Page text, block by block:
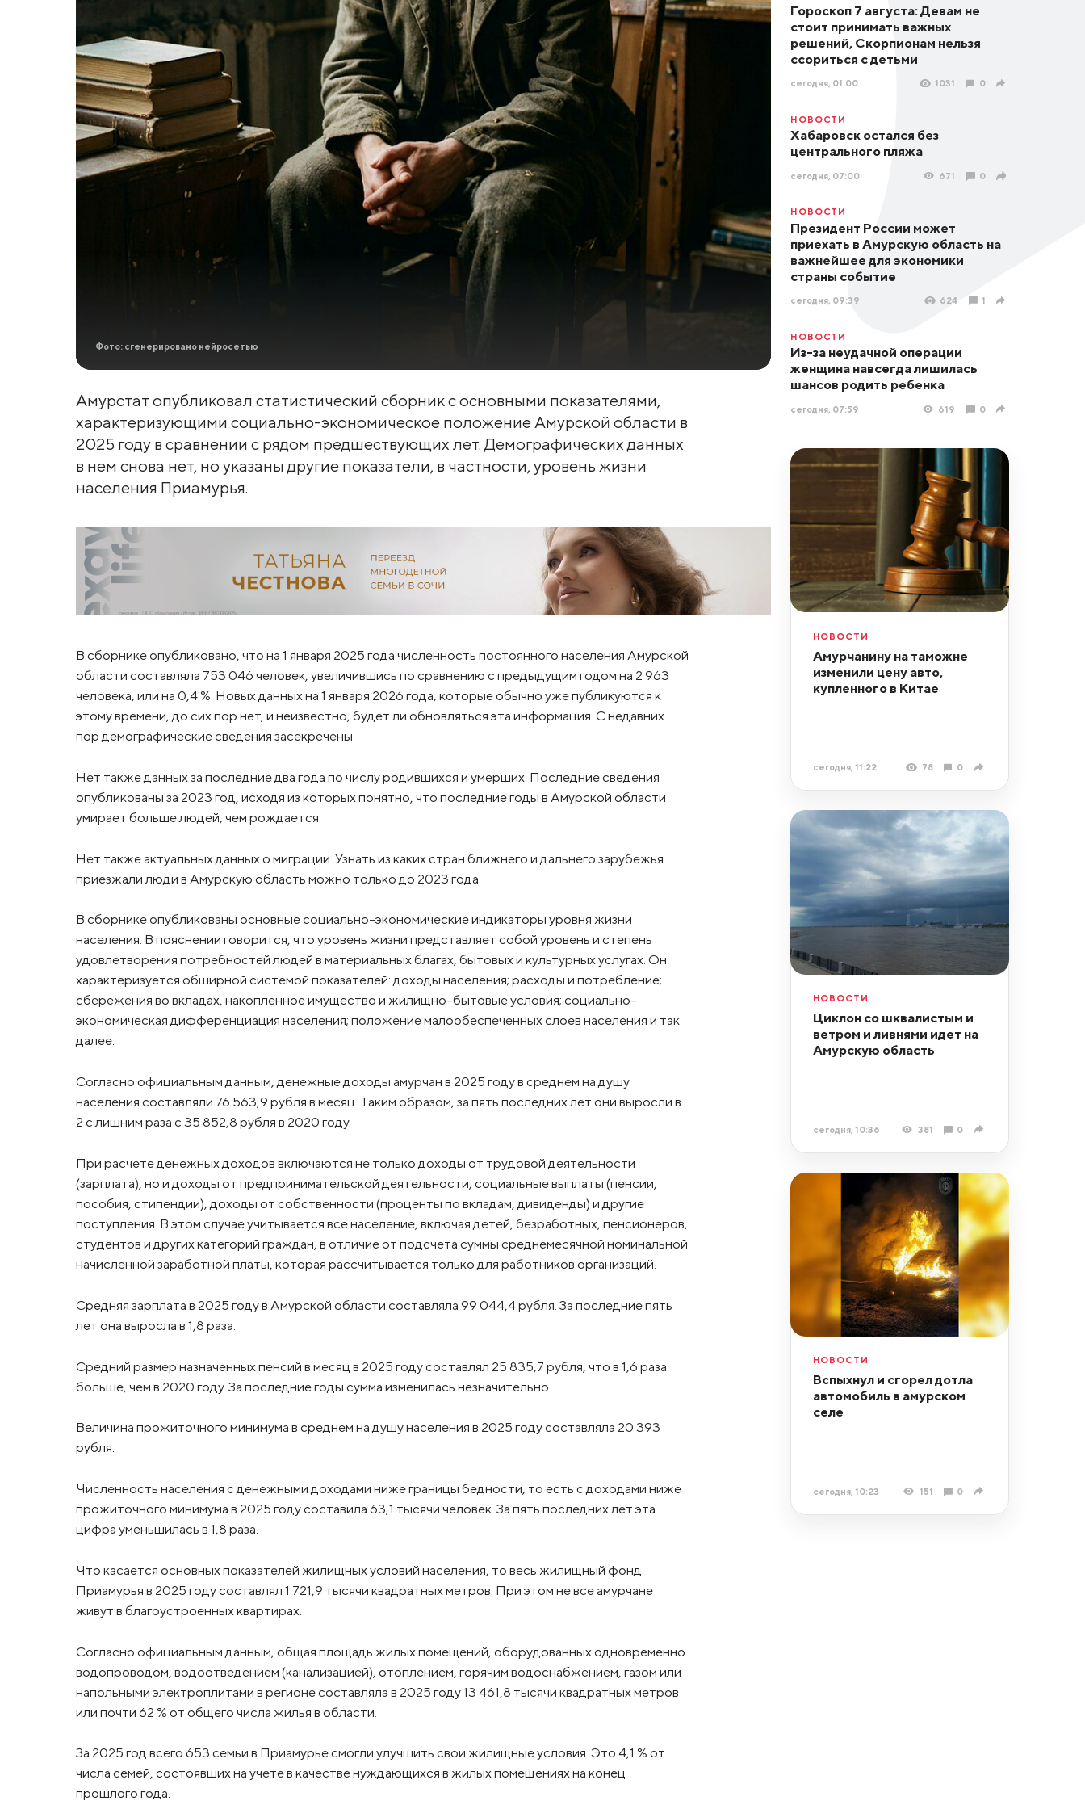
Фото: сгенерировано нейросетью
Амурстат опубликовал статистический сборник с основными показателями,
характеризующими социально-экономическое положение Амурской области в
2025 году в сравнении с рядом предшествующих лет. Демографических данных
в нем снова нет, но указаны другие показатели, в частности, уровень жизни
населения Приамурья.
В сборнике опубликовано, что на 1 января 2025 года численность постоянного населения Амурской
области составляла 753 046 человек, увеличившись по сравнению с предыдущим годом на 2 963
человека, или на 0,4 %. Новых данных на 1 января 2026 года, которые обычно уже публикуются к
этому времени, до сих пор нет, и неизвестно, будет ли обновляться эта информация. С недавних
пор демографические сведения засекречены.
Нет также данных за последние два года по числу родившихся и умерших. Последние сведения
опубликованы за 2023 год, исходя из которых понятно, что последние годы в Амурской области
умирает больше людей, чем рождается.
Нет также актуальных данных о миграции. Узнать из каких стран ближнего и дальнего зарубежья
приезжали люди в Амурскую область можно только до 2023 года.
В сборнике опубликованы основные социально-экономические индикаторы уровня жизни
населения. В пояснении говорится, что уровень жизни представляет собой уровень и степень
удовлетворения потребностей людей в материальных благах, бытовых и культурных услугах. Он
характеризуется обширной системой показателей: доходы населения; расходы и потребление;
сбережения во вкладах, накопленное имущество и жилищно-бытовые условия; социально-
экономическая дифференциация населения; положение малообеспеченных слоев населения и так
далее.
Согласно официальным данным, денежные доходы амурчан в 2025 году в среднем на душу
населения составляли 76 563,9 рубля в месяц. Таким образом, за пять последних лет они выросли в
2 с лишним раза с 35 852,8 рубля в 2020 году.
При расчете денежных доходов включаются не только доходы от трудовой деятельности
(зарплата), но и доходы от предпринимательской деятельности, социальные выплаты (пенсии,
пособия, стипендии), доходы от собственности (проценты по вкладам, дивиденды) и другие
поступления. В этом случае учитывается все население, включая детей, безработных, пенсионеров,
студентов и других категорий граждан, в отличие от подсчета суммы среднемесячной номинальной
начисленной заработной платы, которая рассчитывается только для работников организаций.
Средняя зарплата в 2025 году в Амурской области составляла 99 044,4 рубля. За последние пять
лет она выросла в 1,8 раза.
Средний размер назначенных пенсий в месяц в 2025 году составлял 25 835,7 рубля, что в 1,6 раза
больше, чем в 2020 году. За последние годы сумма изменилась незначительно.
Величина прожиточного минимума в среднем на душу населения в 2025 году составляла 20 393
рубля.
Численность населения с денежными доходами ниже границы бедности, то есть с доходами ниже
прожиточного минимума в 2025 году составила 63,1 тысячи человек. За пять последних лет эта
цифра уменьшилась в 1,8 раза.
Что касается основных показателей жилищных условий населения, то весь жилищный фонд
Приамурья в 2025 году составлял 1 721,9 тысячи квадратных метров. При этом не все амурчане
живут в благоустроенных квартирах.
Согласно официальным данным, общая площадь жилых помещений, оборудованных одновременно
водопроводом, водоотведением (канализацией), отоплением, горячим водоснабжением, газом или
напольными электроплитами в регионе составляла в 2025 году 13 461,8 тысячи квадратных метров
или почти 62 % от общего числа жилья в области.
За 2025 год всего 653 семьи в Приамурье смогли улучшить свои жилищные условия. Это 4,1 % от
числа семей, состоявших на учете в качестве нуждающихся в жилых помещениях на конец
прошлого года.
Гороскоп 7 августа: Девам не
стоит принимать важных
решений, Скорпионам нельзя
ссориться с детьми
сегодня, 01:00 1031 0
НОВОСТИ
Хабаровск остался без
центрального пляжа
сегодня, 07:00 671 0
НОВОСТИ
Президент России может
приехать в Амурскую область на
важнейшее для экономики
страны событие
сегодня, 09:39 624 1
НОВОСТИ
Из-за неудачной операции
женщина навсегда лишилась
шансов родить ребенка
сегодня, 07:59 619 0
НОВОСТИ
Амурчанину на таможне
изменили цену авто,
купленного в Китае
сегодня, 11:22 78 0
НОВОСТИ
Циклон со шквалистым и
ветром и ливнями идет на
Амурскую область
сегодня, 10:36 381 0
НОВОСТИ
Вспыхнул и сгорел дотла
автомобиль в амурском
селе
сегодня, 10:23 151 0